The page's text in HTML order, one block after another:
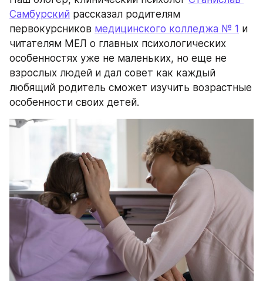
Самбурский рассказал родителям
первокурсников медицинского колледжа № 1 и
читателям МЕЛ о главных психологических
особенностях уже не маленьких, но еще не
взрослых людей и дал совет как каждый
любящий родитель сможет изучить возрастные
особенности своих детей.